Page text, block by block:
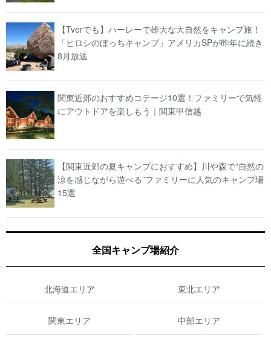
【Tverでも】ハーレーで雄大な大自然をキャンプ旅！
「ヒロシのぼっちキャンプ」アメリカSPが昨年に続き
8月放送
関東近郊のおすすめコテージ10選！ファミリーで気軽
にアウトドアを楽しもう｜関東甲信越
【関東近郊の夏キャンプにおすすめ】川や森で“自然の
涼を感じながら遊べる”ファミリーに人気のキャンプ場
15選
全国キャンプ場紹介
北海道エリア 東北エリア
関東エリア 中部エリア